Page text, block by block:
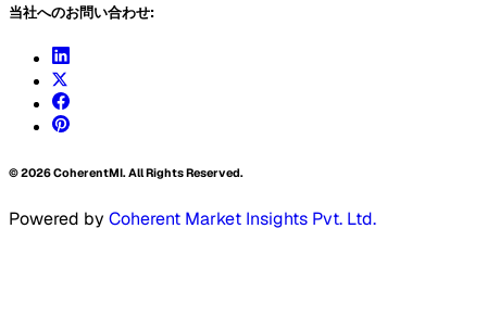
当社へのお問い合わせ:
©2026CoherentMI. All Rights Reserved.
Powered by Coherent Market Insights Pvt. Ltd.